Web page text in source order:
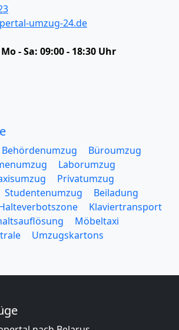
umzug-24.de
Mo - Sa: 09:00 - 18:30 Uhr
Behördenumzug
Büroumzug
Laborumzug
Privatumzug
Studentenumzug
Beiladung
Klaviertransport
Möbeltaxi
Umzugskartons